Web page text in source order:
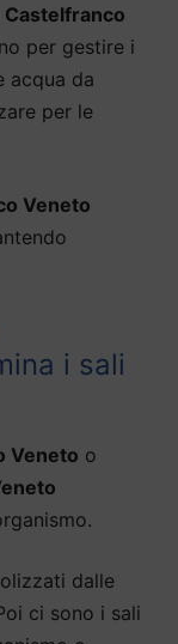
per gestire i
acqua da
per le
Veneto
i sali
Veneto o
dalle
ci sono i sali